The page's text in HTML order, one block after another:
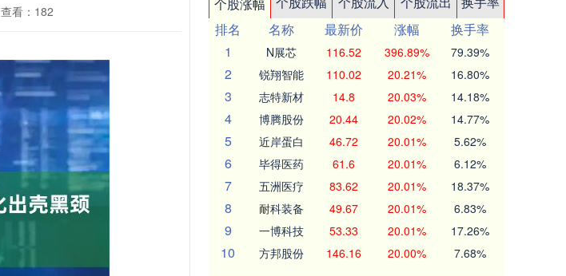
查看：182
排名
名称 最新价 涨幅
换手率
1
N展芯 116.52 396.89% 79.39%
2 锐翔智能 110.02 20.21% 16.80%
3 志特新材 14.8 20.03% 14.18%
4 博腾股份 20.44 20.02% 14.77%
5 近岸蛋白 46.72 20.01% 5.62%
6 毕得医药 61.6 20.01% 6.12%
7 五洲医疗 83.62 20.01% 18.37%
8 耐科装备 49.67 20.01% 6.83%
9 一博科技 53.33 20.01% 17.26%
10 方邦股份 146.16 20.00% 7.68%